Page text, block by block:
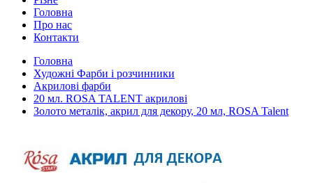
Головна
Про нас
Контакти
Головна
Художні Фарби і розчинники
Акрилові фарби
20 мл. ROSA TALENT акрилові
Золото металік, акрил для декору, 20 мл, ROSA Talent